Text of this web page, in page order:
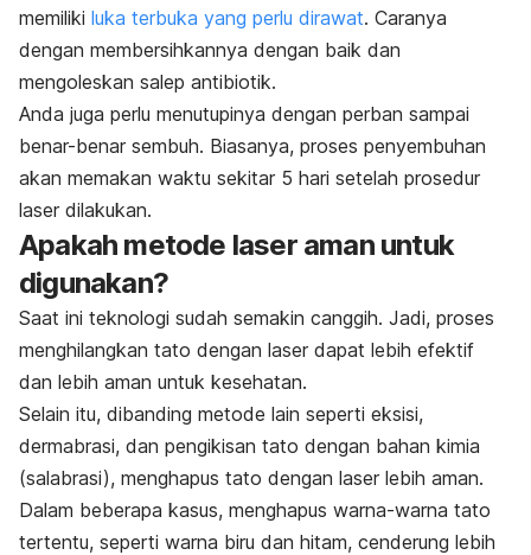
memiliki luka terbuka yang perlu dirawat. Caranya
dengan membersihkannya dengan baik dan
mengoleskan salep antibiotik.
Anda juga perlu menutupinya dengan perban sampai
benar-benar sembuh. Biasanya, proses penyembuhan
akan memakan waktu sekitar 5 hari setelah prosedur
laser dilakukan.
Apakah metode laser aman untuk
digunakan?
Saat ini teknologi sudah semakin canggih. Jadi, proses
menghilangkan tato dengan laser dapat lebih efektif
dan lebih aman untuk kesehatan.
Selain itu, dibanding metode lain seperti eksisi,
dermabrasi, dan pengikisan tato dengan bahan kimia
(salabrasi), menghapus tato dengan laser lebih aman.
Dalam beberapa kasus, menghapus warna-warna tato
tertentu, seperti warna biru dan hitam, cenderung lebih